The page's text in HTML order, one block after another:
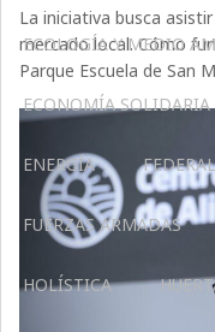
ECOLOGÍA Y MEDIO
ECONOMÍA SOLIDARIA
ENERGÍA
FUERZAS ARMADAS
HOLÍSTICA
La iniciativa busca
mercado local. Cómo
Parque Escuela de San